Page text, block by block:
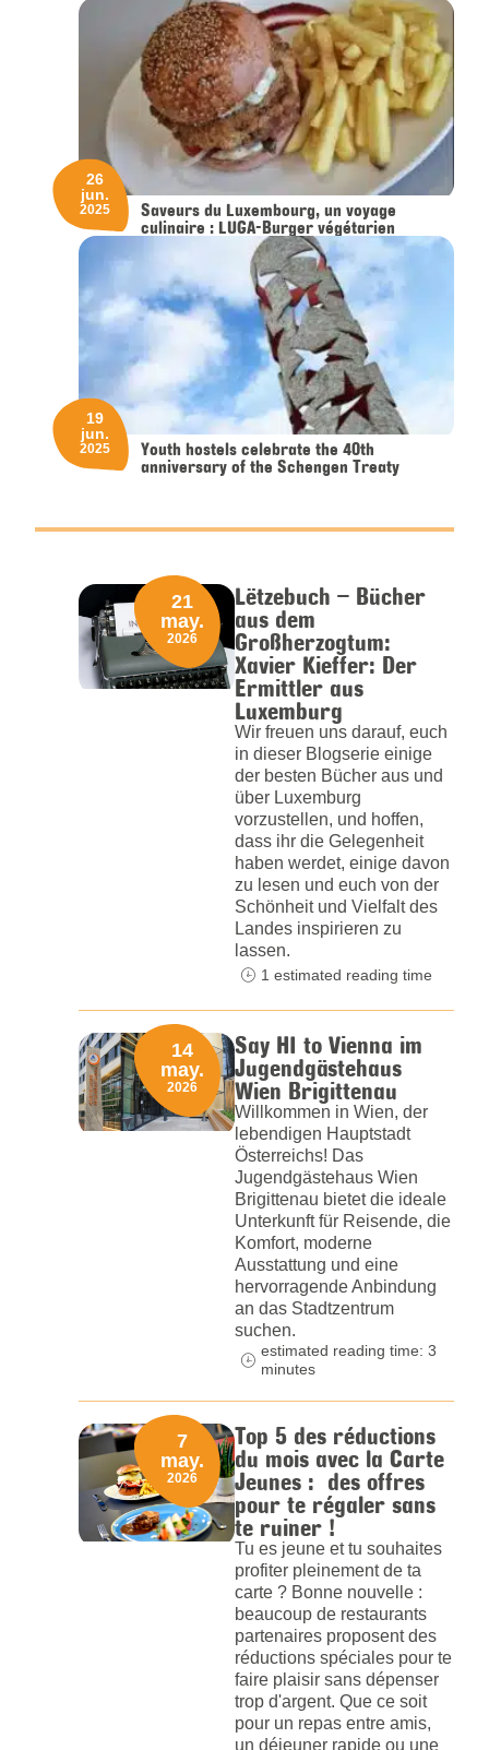
Saveurs du Luxembourg, un voyage
culinaire : LUGA-Burger végétarien
26
jun.
2025
Youth hostels celebrate the 40th
anniversary of the Schengen Treaty
19
jun.
2025
Lëtzebuch – Bücher
aus dem
Großherzogtum:
Xavier Kieffer: Der
Ermittler aus
Luxemburg
Wir freuen uns darauf, euch
in dieser Blogserie einige
der besten Bücher aus und
über Luxemburg
vorzustellen, und hoffen,
dass ihr die Gelegenheit
haben werdet, einige davon
zu lesen und euch von der
Schönheit und Vielfalt des
Landes inspirieren zu
lassen.
21
may.
2026
1 estimated reading time
Say HI to Vienna im
Jugendgästehaus
Wien Brigittenau
Willkommen in Wien, der
lebendigen Hauptstadt
Österreichs! Das
Jugendgästehaus Wien
Brigittenau bietet die ideale
Unterkunft für Reisende, die
Komfort, moderne
Ausstattung und eine
hervorragende Anbindung
an das Stadtzentrum
suchen.
14
may.
2026
estimated reading time: 3
minutes
Top 5 des réductions
du mois avec la Carte
Jeunes : des offres
pour te régaler sans
te ruiner !
Tu es jeune et tu souhaites
profiter pleinement de ta
carte ? Bonne nouvelle :
beaucoup de restaurants
partenaires proposent des
réductions spéciales pour te
faire plaisir sans dépenser
trop d'argent. Que ce soit
pour un repas entre amis,
un déjeuner rapide ou une
7
may.
2026